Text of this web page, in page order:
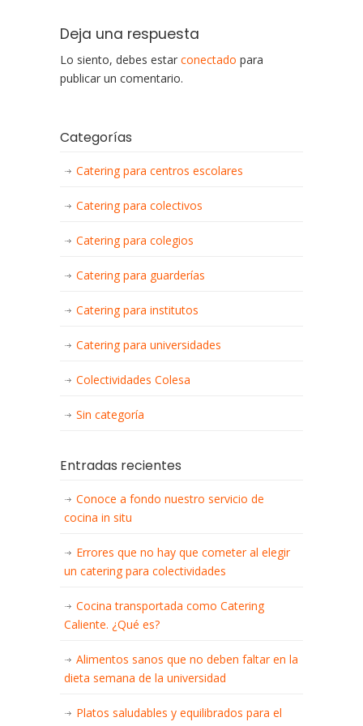
Deja una respuesta
Lo siento, debes estar conectado para
publicar un comentario.
Categorías
Catering para centros escolares
Catering para colectivos
Catering para colegios
Catering para guarderías
Catering para institutos
Catering para universidades
Colectividades Colesa
Sin categoría
Entradas recientes
Conoce a fondo nuestro servicio de
cocina in situ
Errores que no hay que cometer al elegir
un catering para colectividades
Cocina transportada como Catering
Caliente. ¿Qué es?
Alimentos sanos que no deben faltar en la
dieta semana de la universidad
Platos saludables y equilibrados para el